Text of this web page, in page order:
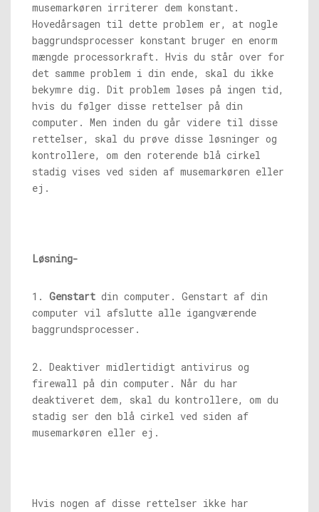
musemarkøren irriterer dem konstant.
Hovedårsagen til dette problem er, at nogle
baggrundsprocesser konstant bruger en enorm
mængde processorkraft. Hvis du står over for
det samme problem i din ende, skal du ikke
bekymre dig. Dit problem løses på ingen tid,
hvis du følger disse rettelser på din
computer. Men inden du går videre til disse
rettelser, skal du prøve disse løsninger og
kontrollere, om den roterende blå cirkel
stadig vises ved siden af ​​musemarkøren eller
ej.
Løsning-
1. Genstart din computer. Genstart af din
computer vil afslutte alle igangværende
baggrundsprocesser.
2. Deaktiver midlertidigt antivirus og
firewall på din computer. Når du har
deaktiveret dem, skal du kontrollere, om du
stadig ser den blå cirkel ved siden af ​​
musemarkøren eller ej.
Hvis nogen af ​​disse rettelser ikke har